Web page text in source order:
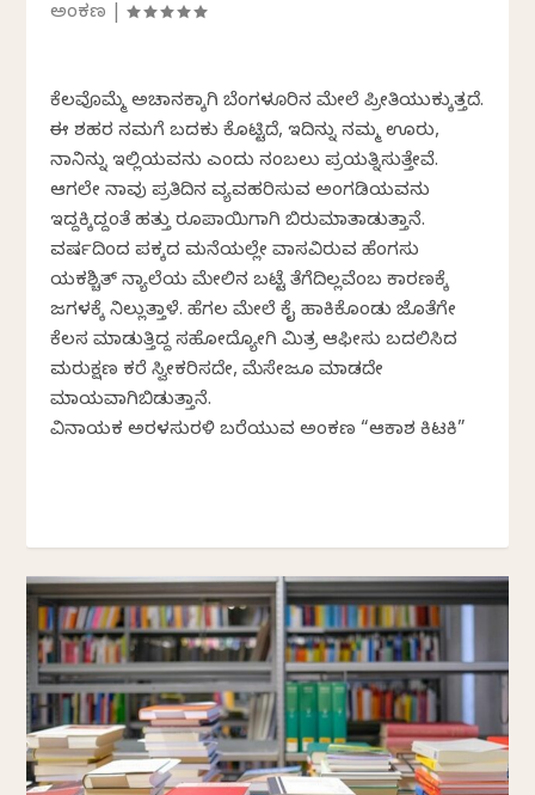
ಅಂಕಣ |
ಕೆಲವೊಮ್ಮೆ ಅಚಾನಕ್ಕಾಗಿ ಬೆಂಗಳೂರಿನ ಮೇಲೆ ಪ್ರೀತಿಯುಕ್ಕುತ್ತದೆ.
ಈ ಶಹರ ನಮಗೆ ಬದಕು ಕೊಟ್ಟಿದೆ, ಇದಿನ್ನು ನಮ್ಮ ಊರು,
ನಾನಿನ್ನು ಇಲ್ಲಿಯವನು ಎಂದು ನಂಬಲು ಪ್ರಯತ್ನಿಸುತ್ತೇವೆ.‌
ಆಗಲೇ ನಾವು ಪ್ರತಿದಿನ ವ್ಯವಹರಿಸುವ ಅಂಗಡಿಯವನು
ಇದ್ದಕ್ಕಿದ್ದಂತೆ ಹತ್ತು ರೂಪಾಯಿಗಾಗಿ ಬಿರುಮಾತಾಡುತ್ತಾನೆ.
ವರ್ಷದಿಂದ ಪಕ್ಕದ ಮನೆಯಲ್ಲೇ ವಾಸವಿರುವ ಹೆಂಗಸು
ಯಕಶ್ಚಿತ್ ನ್ಯಾಲೆಯ ಮೇಲಿನ ಬಟ್ಟೆ ತೆಗೆದಿಲ್ಲವೆಂಬ ಕಾರಣಕ್ಕೆ
ಜಗಳಕ್ಕೆ ನಿಲ್ಲುತ್ತಾಳೆ. ಹೆಗಲ ಮೇಲೆ ಕೈ ಹಾಕಿಕೊಂಡು ಜೊತೆಗೇ
ಕೆಲಸ ಮಾಡುತ್ತಿದ್ದ ಸಹೋದ್ಯೋಗಿ ಮಿತ್ರ ಆಫೀಸು ಬದಲಿಸಿದ
ಮರುಕ್ಷಣ ಕರೆ ಸ್ವೀಕರಿಸದೇ, ಮೆಸೇಜೂ ಮಾಡದೇ
ಮಾಯವಾಗಿಬಿಡುತ್ತಾನೆ.
ವಿನಾಯಕ ಅರಳಸುರಳಿ ಬರೆಯುವ ಅಂಕಣ “ಆಕಾಶ ಕಿಟಕಿ”